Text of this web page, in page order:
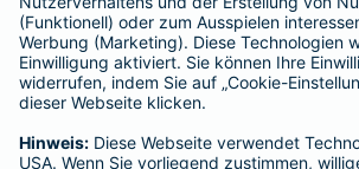
Tierversicherungen
Haftpflichtversicherung
Hausratversicherung
Adresse ändern